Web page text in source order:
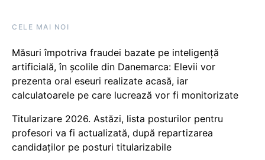
CELE MAI NOI
Măsuri împotriva fraudei bazate pe inteligență
artificială, în școlile din Danemarca: Elevii vor
prezenta oral eseuri realizate acasă, iar
calculatoarele pe care lucrează vor fi monitorizate
Titularizare 2026. Astăzi, lista posturilor pentru
profesori va fi actualizată, după repartizarea
candidaților pe posturi titularizabile